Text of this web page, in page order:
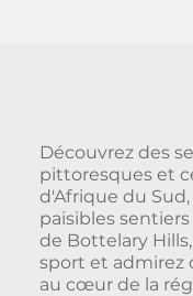
Découvrez des
pittoresques et
d'Afrique du
paisibles
de Bottelary
sport et admirez
au cœur de la